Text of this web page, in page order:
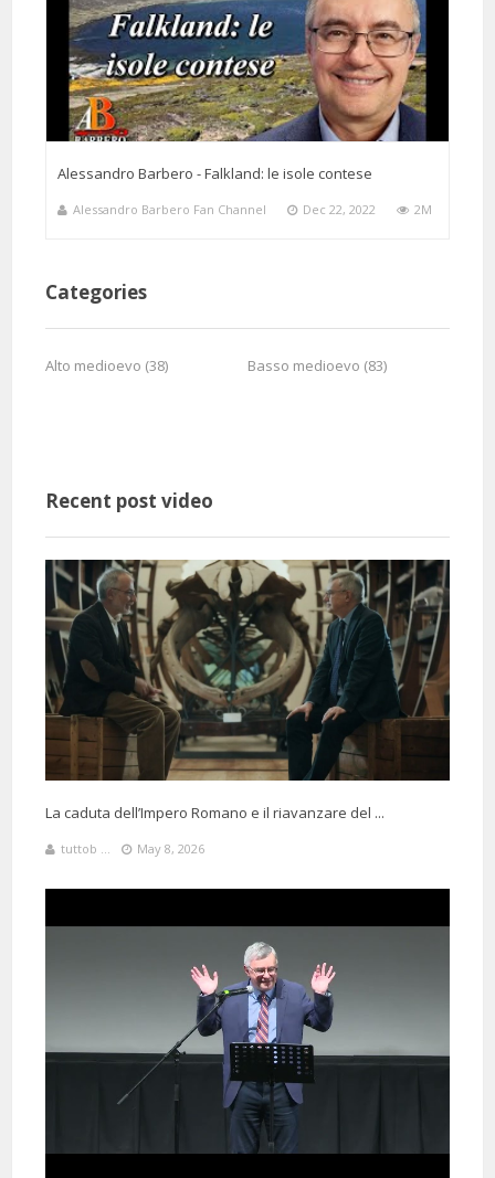
@paolosalis4711Said: 122 Days 21 Hours 12 Minutes ago
E molto meglio di guardare il film grazie proff lei è una nostra
istituzione dobbiamo diffenderla
@Storm-zn2lhSaid: 122 Hours 11 Minutes ago
Grandissimo Professore, meglio di un film
@alessandroquerci9101Said:
9 Months 19 Days 18 Hours 23 Minutes ago
La storia per capire chi
eravamo, chi siamo, dove andremo !!! Il compito che non svolge la
scuola; lo svolge il prof Barbero. GRANDE !!!
furiosamente. A un certo punto Il grande statista inglese, esasperato,
8 Months 21 Days 1 Hours 13 Minutes ago
Immenso professor Barbero, farebbe innamorare delle storia
Alessandro Barbero - Falkland: le isole contese
Alessandro Barbero Fan Channel Dec 22, 2022 2M
Categories
Alto medioevo (38) Basso medioevo (83)
Recent post video
La caduta dell’Impero Romano e il riavanzare del ...
tuttob ... May 8, 2026